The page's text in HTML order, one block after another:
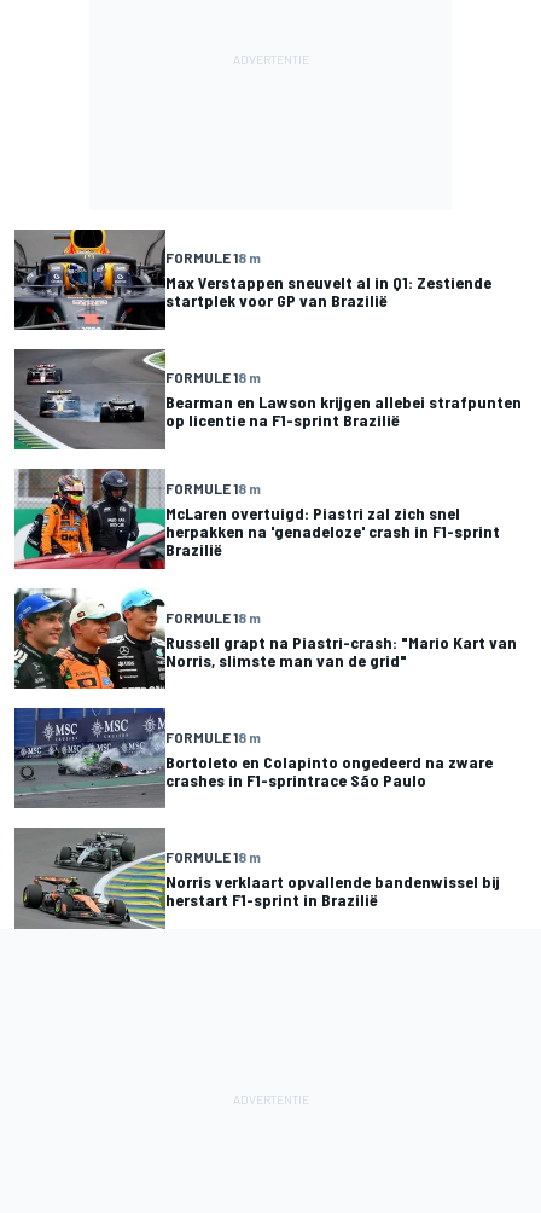
FORMULE 18 m
Max Verstappen sneuvelt al in Q1: Zestiende
startplek voor GP van Brazilië
FORMULE 18 m
Bearman en Lawson krijgen allebei strafpunten
op licentie na F1-sprint Brazilië
FORMULE 18 m
McLaren overtuigd: Piastri zal zich snel
herpakken na 'genadeloze' crash in F1-sprint
Brazilië
FORMULE 18 m
Russell grapt na Piastri-crash: "Mario Kart van
Norris, slimste man van de grid"
FORMULE 18 m
Bortoleto en Colapinto ongedeerd na zware
crashes in F1-sprintrace São Paulo
FORMULE 18 m
Norris verklaart opvallende bandenwissel bij
herstart F1-sprint in Brazilië